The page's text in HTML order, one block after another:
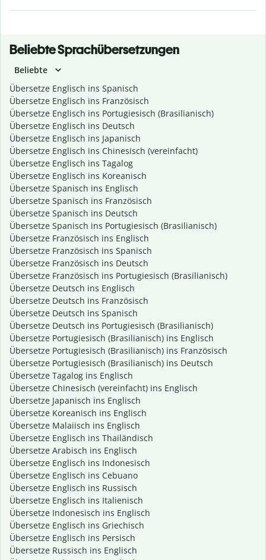
Beliebte Sprachübersetzungen
Beliebte
Übersetze Englisch ins Spanisch
Übersetze Englisch ins Französisch
Übersetze Englisch ins Portugiesisch (Brasilianisch)
Übersetze Englisch ins Deutsch
Übersetze Englisch ins Japanisch
Übersetze Englisch ins Chinesisch (vereinfacht)
Übersetze Englisch ins Tagalog
Übersetze Englisch ins Koreanisch
Übersetze Spanisch ins Englisch
Übersetze Spanisch ins Französisch
Übersetze Spanisch ins Deutsch
Übersetze Spanisch ins Portugiesisch (Brasilianisch)
Übersetze Französisch ins Englisch
Übersetze Französisch ins Spanisch
Übersetze Französisch ins Deutsch
Übersetze Französisch ins Portugiesisch (Brasilianisch)
Übersetze Deutsch ins Englisch
Übersetze Deutsch ins Französisch
Übersetze Deutsch ins Spanisch
Übersetze Deutsch ins Portugiesisch (Brasilianisch)
Übersetze Portugiesisch (Brasilianisch) ins Englisch
Übersetze Portugiesisch (Brasilianisch) ins Französisch
Übersetze Portugiesisch (Brasilianisch) ins Deutsch
Übersetze Tagalog ins Englisch
Übersetze Chinesisch (vereinfacht) ins Englisch
Übersetze Japanisch ins Englisch
Übersetze Koreanisch ins Englisch
Übersetze Malaiisch ins Englisch
Übersetze Englisch ins Thailändisch
Übersetze Arabisch ins Englisch
Übersetze Englisch ins Indonesisch
Übersetze Englisch ins Cebuano
Übersetze Englisch ins Russisch
Übersetze Englisch ins Italienisch
Übersetze Indonesisch ins Englisch
Übersetze Englisch ins Griechisch
Übersetze Englisch ins Persisch
Übersetze Russisch ins Englisch